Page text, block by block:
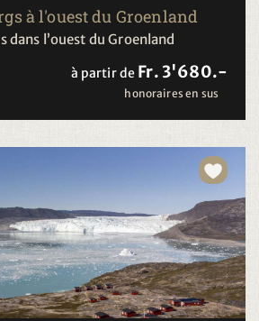
à l'ouest du Groenland
dans l’ouest du Groenland
à partir de Fr. 3'680.-
honoraires en sus